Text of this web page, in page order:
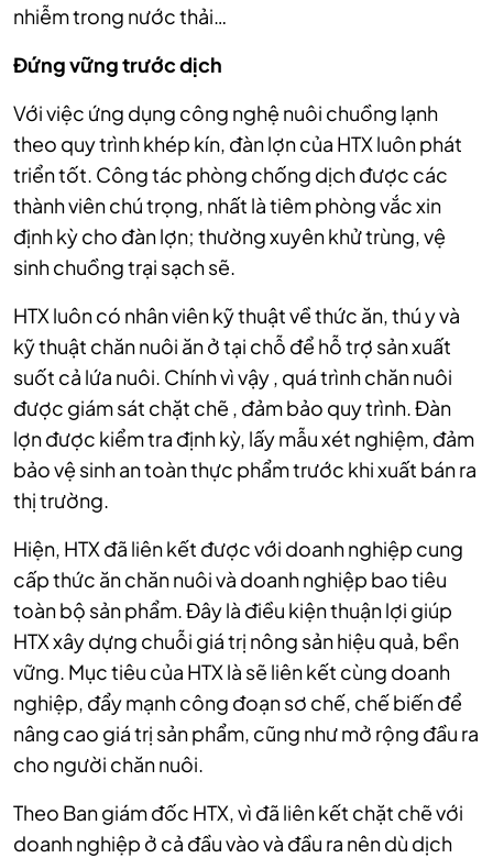
nhiễm trong nước thải…
Đứng vững trước dịch
Với việc ứng dụng công nghệ nuôi chuồng lạnh
theo quy trình khép kín, đàn lợn của HTX luôn phát
triển tốt. Công tác phòng chống dịch được các
thành viên chú trọng, nhất là tiêm phòng vắc xin
định kỳ cho đàn lợn; thường xuyên khử trùng, vệ
sinh chuồng trại sạch sẽ.
HTX luôn có nhân viên kỹ thuật về thức ăn, thú y và
kỹ thuật chăn nuôi ăn ở tại chỗ để hỗ trợ sản xuất
suốt cả lứa nuôi. Chính vì vậy , quá trình chăn nuôi
được giám sát chặt chẽ , đảm bảo quy trình. Đàn
lợn được kiểm tra định kỳ, lấy mẫu xét nghiệm, đảm
bảo vệ sinh an toàn thực phẩm trước khi xuất bán ra
thị trường.
Hiện, HTX đã liên kết được với doanh nghiệp cung
cấp thức ăn chăn nuôi và doanh nghiệp bao tiêu
toàn bộ sản phẩm. Đây là điều kiện thuận lợi giúp
HTX xây dựng chuỗi giá trị nông sản hiệu quả, bền
vững. Mục tiêu của HTX là sẽ liên kết cùng doanh
nghiệp, đẩy mạnh công đoạn sơ chế, chế biến để
nâng cao giá trị sản phẩm, cũng như mở rộng đầu ra
cho người chăn nuôi.
Theo Ban giám đốc HTX, vì đã liên kết chặt chẽ với
doanh nghiệp ở cả đầu vào và đầu ra nên dù dịch